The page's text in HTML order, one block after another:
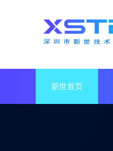
新世首页